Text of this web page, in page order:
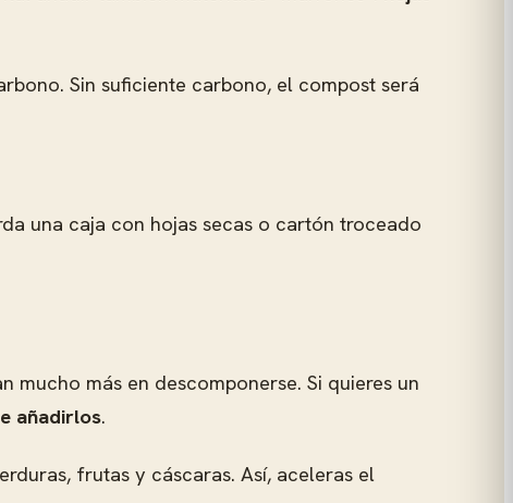
Sin suficiente carbono, el compost será
una caja con hojas secas o cartón troceado
mucho más en descomponerse. Si quieres un
añadirlos.
frutas y cáscaras. Así, aceleras el